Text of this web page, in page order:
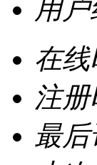
用
在
注
最